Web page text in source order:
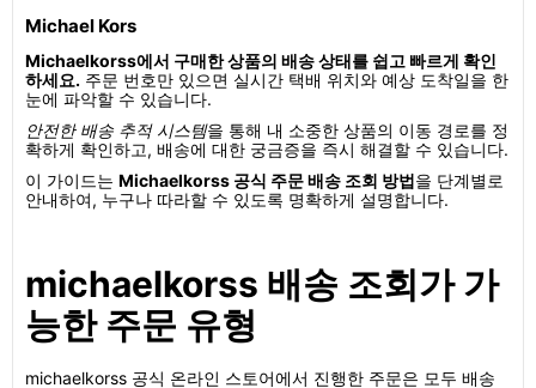
Michael Kors
Michaelkorss에서 구매한 상품의 배송 상태를 쉽고 빠르게 확인
하세요. 주문 번호만 있으면 실시간 택배 위치와 예상 도착일을 한
눈에 파악할 수 있습니다.
안전한 배송 추적 시스템을 통해 내 소중한 상품의 이동 경로를 정
확하게 확인하고, 배송에 대한 궁금증을 즉시 해결할 수 있습니다.
이 가이드는 Michaelkorss 공식 주문 배송 조회 방법을 단계별로
안내하여, 누구나 따라할 수 있도록 명확하게 설명합니다.
michaelkorss 배송 조회가 가
능한 주문 유형
michaelkorss 공식 온라인 스토어에서 진행한 주문은 모두 배송